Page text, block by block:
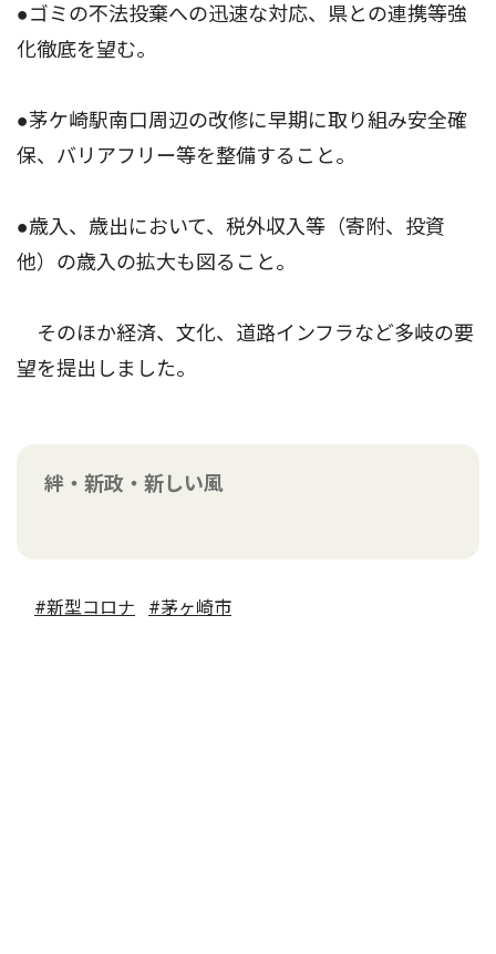
●ゴミの不法投棄への迅速な対応、県との連携等強
化徹底を望む。
●茅ケ崎駅南口周辺の改修に早期に取り組み安全確
保、バリアフリー等を整備すること。
●歳入、歳出において、税外収入等（寄附、投資
他）の歳入の拡大も図ること。
そのほか経済、文化、道路インフラなど多岐の要
望を提出しました。
絆・新政・新しい風
#新型コロナ #茅ヶ崎市